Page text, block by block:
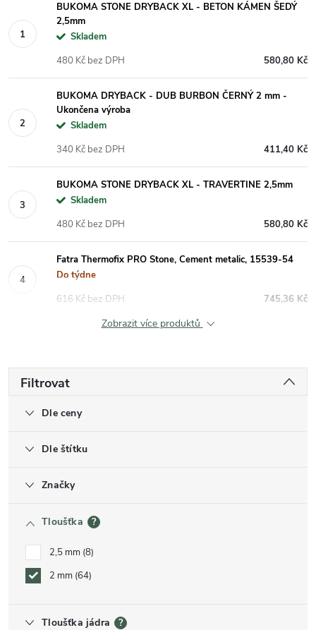
BUKOMA STONE DRYBACK XL - BETON KÁMEN ŠEDÝ
2,5mm
Skladem
580,80 Kč
480 Kč bez DPH
BUKOMA DRYBACK - DUB BURBON ČERNÝ 2 mm -
Ukončena výroba
Skladem
411,40 Kč
340 Kč bez DPH
BUKOMA STONE DRYBACK XL - TRAVERTINE 2,5mm
Skladem
580,80 Kč
480 Kč bez DPH
Fatra Thermofix PRO Stone, Cement metalic, 15539-54
Do týdne
745,36 Kč
616 Kč bez DPH
Zobrazit více produktů
Filtrovat
Dle ceny
Dle štítku
Značky
Tloušťka ?
2,5 mm 8
2 mm 64
Tloušťka jádra ?